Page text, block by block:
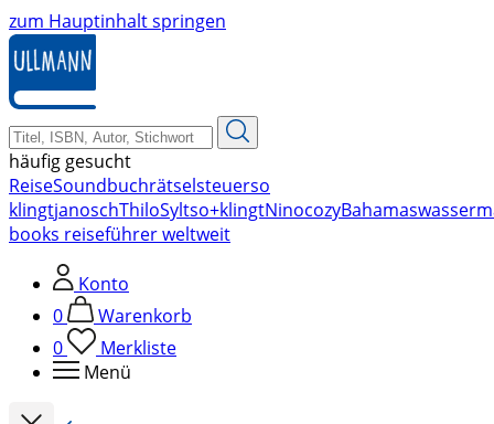
zum Hauptinhalt springen
häufig gesucht
ReiseSoundbuchrätselsteuerso
klingtjanoschThiloSyltso+klingtNinocozyBahamas
books reiseführer weltweit
Konto
0
Warenkorb
0
Merkliste
Menü